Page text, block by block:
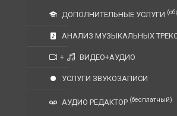
ДОПОЛНИТЕЛЬНЫЕ УСЛУГИ
АНАЛИЗ МУЗЫКАЛЬНЫХ
+ ВИДЕО+АУДИО
УСЛУГИ ЗВУКОЗАПИСИ
АУДИО РЕДАКТОР (бесплатный)